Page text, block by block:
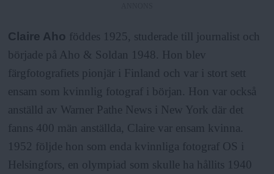
Claire Aho föddes 1925, studerade till journalist och
började på Aho & Soldan 1948. Hon blev
färgfotografiets pionjär i Finland och var i stort sett
ensam som kvinnlig fotograf i början. Hon var också
anställd av Warner Pathe News i New York där det
fanns 400 män anställda, Claire var ensam kvinna.
1952 följde hon som enda kvinnliga fotograf OS i
Helsingfors, en olympiad som skulle ha hållits 1940